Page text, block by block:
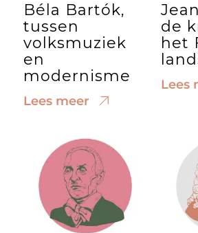
Béla Bartók,
tussen
volksmuziek
en
modernisme
Lees meer
de
het
Lees